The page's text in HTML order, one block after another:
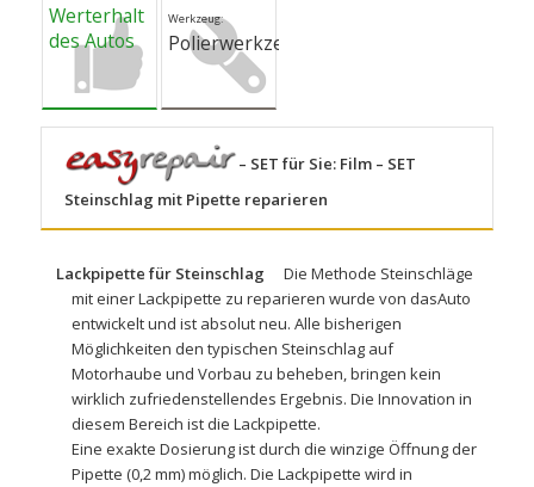
Werterhalt
des Autos
Werkzeug:
Polierwerkzeug
– SET für Sie: Film – SET
Steinschlag mit Pipette reparieren
Lackpipette für Steinschlag
Die Methode Steinschläge
mit einer Lackpipette zu reparieren wurde von dasAuto
entwickelt und ist absolut neu. Alle bisherigen
Möglichkeiten den typischen Steinschlag auf
Motorhaube und Vorbau zu beheben, bringen kein
wirklich zufriedenstellendes Ergebnis. Die Innovation in
diesem Bereich ist die Lackpipette.
Eine exakte Dosierung ist durch die winzige Öffnung der
Pipette (0,2 mm) möglich. Die Lackpipette wird in